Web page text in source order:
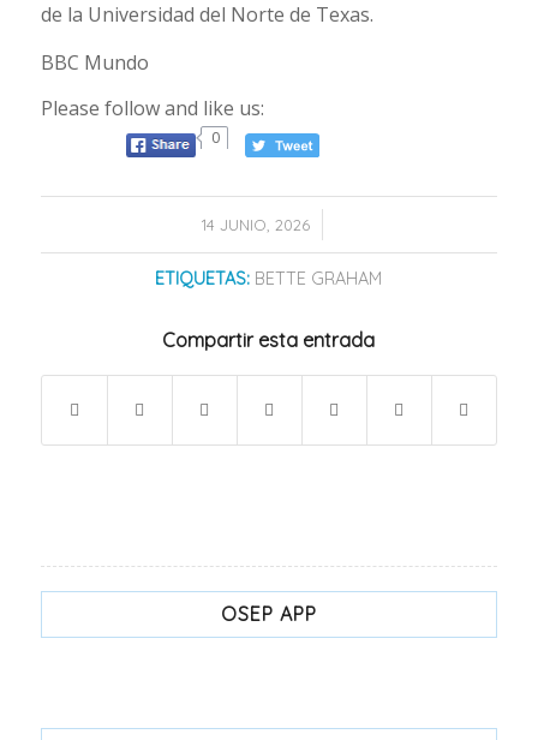
de la Universidad del Norte de Texas.
BBC Mundo
Please follow and like us:
0
14 JUNIO, 2026
/
ETIQUETAS: BETTE GRAHAM
Compartir esta entrada
OSEP APP